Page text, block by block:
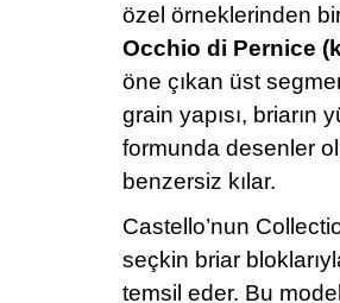
özel örneklerinden
Occhio di Pernice
öne çıkan üst
grain yapısı, briarın
formunda desenler
benzersiz kılar.
Castello’nun
seçkin briar
temsil eder. Bu